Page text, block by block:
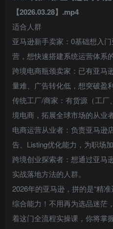
【2026.03.28】.mp4
适合人群
亚马逊新手卖家：0基础想入
营，想快速搭建系统运营体系
跨境电商瓶颈卖家：已有亚马
量难、广告转化低，想突破盈
传统工厂/商家：有货源（工
境电商，拓展全球市场的从业
电商运营从业者：负责亚马逊
告、Listing优化能力，为职场
跨境创业探索者：想通过亚马
实战落地方法的人群。
2026年的亚马逊，拼的是“精
综合能力！不用再为选品迷茫
着这门全流程实操课，你将掌